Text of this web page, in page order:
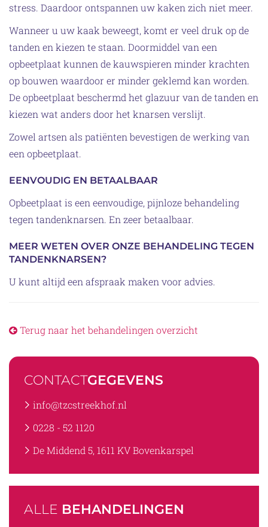
stress. Daardoor ontspannen uw kaken zich niet meer.
Wanneer u uw kaak beweegt, komt er veel druk op de
tanden en kiezen te staan. Doormiddel van een
opbeetplaat kunnen de kauwspieren minder krachten
op bouwen waardoor er minder geklemd kan worden.
De opbeetplaat beschermd het glazuur van de tanden en
kiezen wat anders door het knarsen verslijt.
Zowel artsen als patiënten bevestigen de werking van
een opbeetplaat.
EENVOUDIG EN BETAALBAAR
Opbeetplaat is een eenvoudige, pijnloze behandeling
tegen tandenknarsen. En zeer betaalbaar.
MEER WETEN OVER ONZE BEHANDELING TEGEN
TANDENKNARSEN?
U kunt altijd een afspraak maken voor advies.
Terug naar het behandelingen overzicht
CONTACTGEGEVENS
info@tzcstreekhof.nl
0228 - 52 1120
De Middend 5, 1611 KV Bovenkarspel
ALLE BEHANDELINGEN